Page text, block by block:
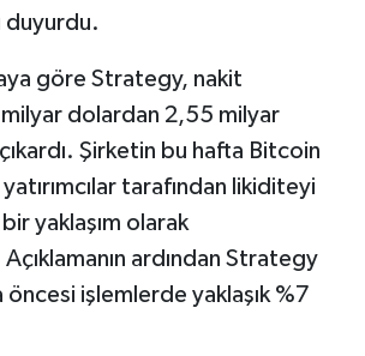
duyurdu.
göre Strategy, nakit
dolardan 2,55 milyar
Şirketin bu hafta Bitcoin
yatırımcılar tarafından likiditeyi
yaklaşım olarak
ardından Strategy
öncesi işlemlerde yaklaşık %7